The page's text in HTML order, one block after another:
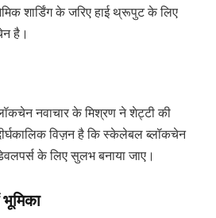
शार्डिंग के जरिए हाई थ्रूपुट के लिए
है।
नवाचार के मिश्रण ने शेट्टी की
विज़न है कि स्केलेबल ब्लॉकचेन
के लिए सुलभ बनाया जाए।